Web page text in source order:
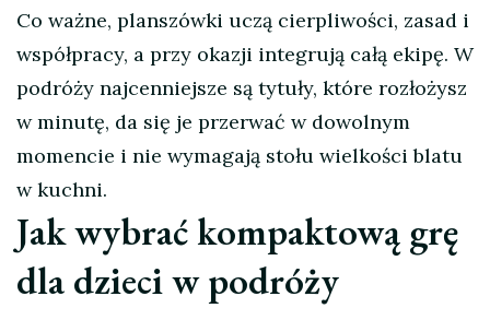
Co ważne, planszówki uczą cierpliwości, zasad i
współpracy, a przy okazji integrują całą ekipę. W
podróży najcenniejsze są tytuły, które rozłożysz
w minutę, da się je przerwać w dowolnym
momencie i nie wymagają stołu wielkości blatu
w kuchni.
Jak wybrać kompaktową grę
dla dzieci w podróży